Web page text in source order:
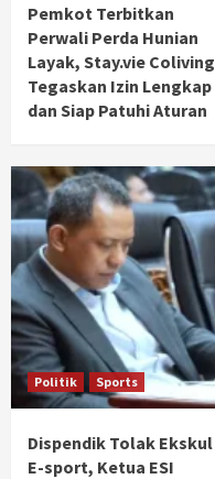
Pemkot Terbitkan
Perwali Perda Hunian
Layak, Stay.vie Coliving
Tegaskan Izin Lengkap
dan Siap Patuhi Aturan
Politik Sports
Dispendik Tolak Ekskul
E-sport, Ketua ESI